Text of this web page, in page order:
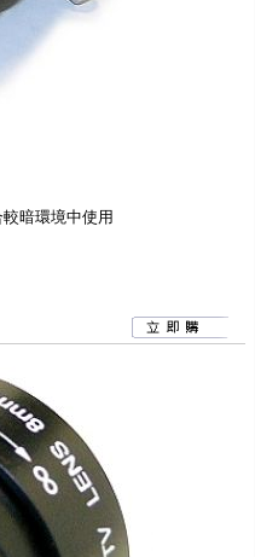
暗環境中使用